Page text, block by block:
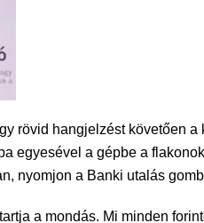
rövid hangjelzést követően
egyesével a gépbe a
nyomjon a Banki utalás
a mondás. Mi minden